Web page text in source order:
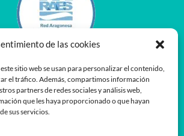
de las cookies
sitio web se usan para personalizar el contenido,
el tráfico. Además, compartimos información
partners de redes sociales y análisis web,
que les haya proporcionado o que hayan
sus servicios.